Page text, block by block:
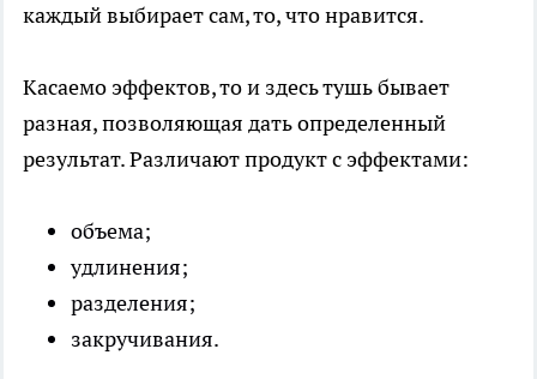
каждый выбирает сам, то, что нравится.
Касаемо эффектов, то и здесь тушь бывает
разная, позволяющая дать определенный
результат. Различают продукт с эффектами:
объема;
удлинения;
разделения;
закручивания.